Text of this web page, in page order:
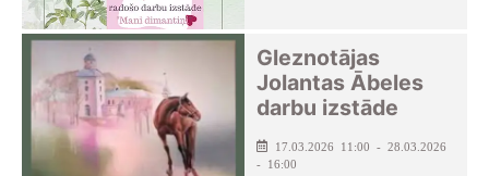
Gleznotājas
Jolantas Ābeles
darbu izstāde
17.03.2026 11:00 - 28.03.2026
- 16:00